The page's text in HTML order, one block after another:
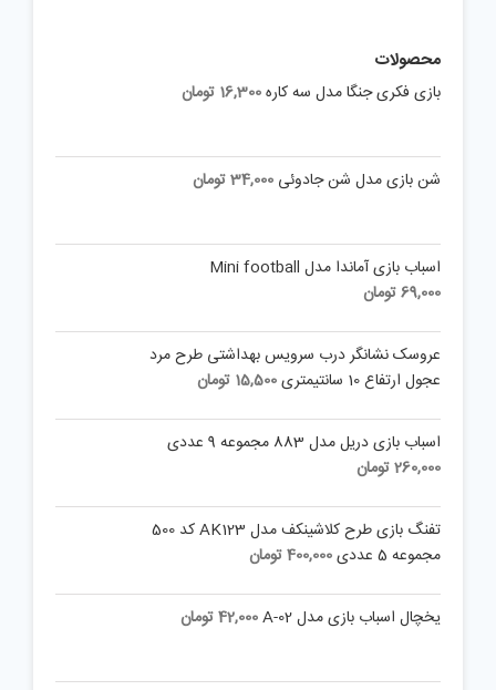
محصولات
بازی فکری جنگا مدل سه کاره16,300 تومان
شن بازی مدل شن جادوئی 34,000تومان
اسباب بازی آماندا مدل Mini football
69,000تومان
عروسک نشانگر درب سرویس بهداشتی طرح مرد
عجول ارتفاع 10 سانتیمتری
15,500 تومان
اسباب بازی دریل مدل 883 مجموعه 9 عددی
260,000تومان
تفنگ بازی طرح کلاشینکف مدل AK123 کد 500
مجموعه 5 عددی
400,000تومان
یخچال اسباب بازی مدل A-02 42,000تومان